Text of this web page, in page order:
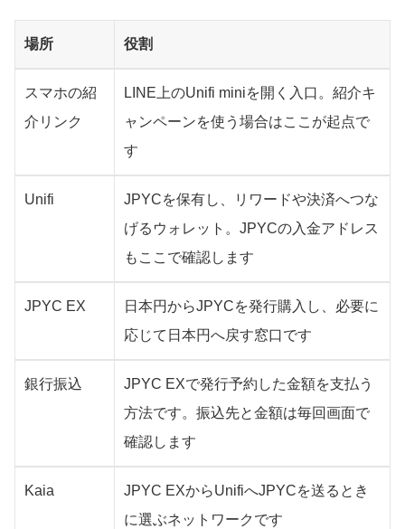
場所 役割
スマホの紹
介リンク
LINE上のUnifi miniを開く入口。紹介キ
ャンペーンを使う場合はここが起点で
す
Unifi
JPYCを保有し、リワードや決済へつな
げるウォレット。JPYCの入金アドレス
もここで確認します
JPYC EX
日本円からJPYCを発行購入し、必要に
応じて日本円へ戻す窓口です
銀行振込
JPYC EXで発行予約した金額を支払う
方法です。振込先と金額は毎回画面で
確認します
Kaia
JPYC EXからUnifiへJPYCを送るとき
に選ぶネットワークです